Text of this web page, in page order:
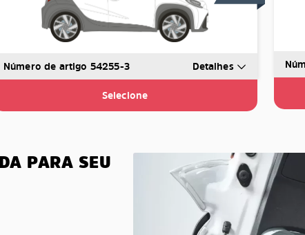
Número de artigo 54255-3 Detalhes
Selecione
PARA SEU